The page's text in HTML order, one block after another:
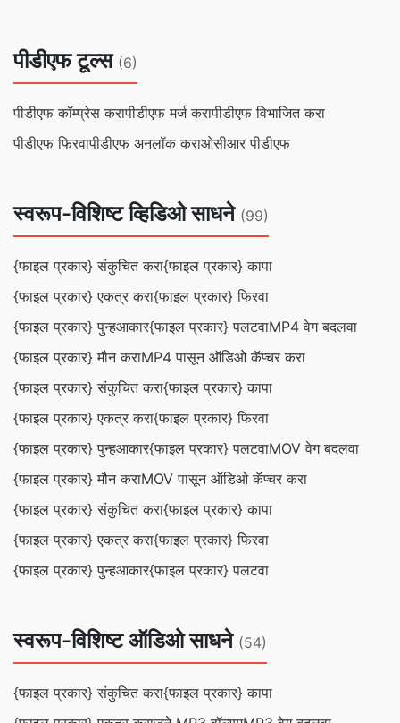
पीडीएफ टूल्स (6)
पीडीएफ कॉम्प्रेस करापीडीएफ मर्ज करापीडीएफ विभाजित करा
पीडीएफ फिरवापीडीएफ अनलॉक कराओसीआर पीडीएफ
स्वरूप-विशिष्ट व्हिडिओ साधने (99)
{फाइल प्रकार} संकुचित करा{फाइल प्रकार} कापा
{फाइल प्रकार} एकत्र करा{फाइल प्रकार} फिरवा
{फाइल प्रकार} पुन्हआकार{फाइल प्रकार} पलटवाMP4 वेग बदलवा
{फाइल प्रकार} मौन कराMP4 पासून ऑडिओ कॅप्चर करा
{फाइल प्रकार} संकुचित करा{फाइल प्रकार} कापा
{फाइल प्रकार} एकत्र करा{फाइल प्रकार} फिरवा
{फाइल प्रकार} पुन्हआकार{फाइल प्रकार} पलटवाMOV वेग बदलवा
{फाइल प्रकार} मौन कराMOV पासून ऑडिओ कॅप्चर करा
{फाइल प्रकार} संकुचित करा{फाइल प्रकार} कापा
{फाइल प्रकार} एकत्र करा{फाइल प्रकार} फिरवा
{फाइल प्रकार} पुन्हआकार{फाइल प्रकार} पलटवा
स्वरूप-विशिष्ट ऑडिओ साधने (54)
{फाइल प्रकार} संकुचित करा{फाइल प्रकार} कापा